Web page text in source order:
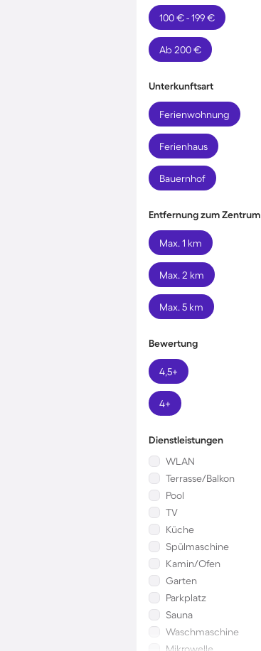
100 € - 199 €
Ab 200 €
Unterkunftsart
Ferienwohnung
Ferienhaus
Bauernhof
Entfernung zum Zentrum
Max. 1 km
Max. 2 km
Max. 5 km
Bewertung
4,5+
4+
Dienstleistungen
WLAN
Terrasse/Balkon
Pool
TV
Küche
Spülmaschine
Kamin/Ofen
Garten
Parkplatz
Sauna
Waschmaschine